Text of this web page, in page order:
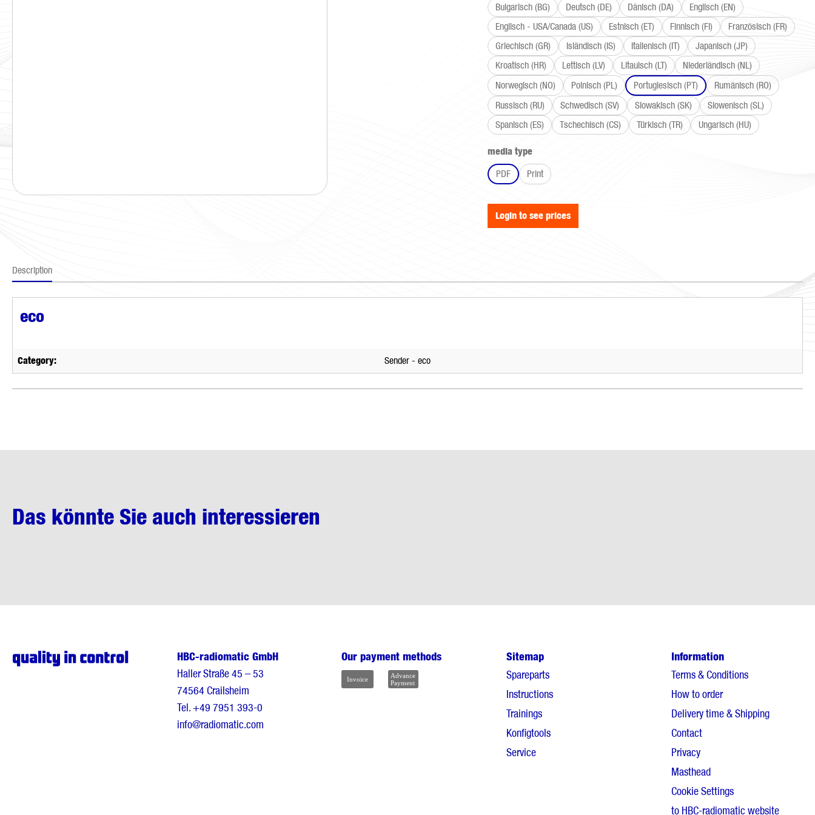
Bulgarisch (BG)
Deutsch (DE) Dänisch (DA)
Englisch (EN)
Englisch - USA/Canada (US)
Estnisch (ET) Finnisch (FI)
Französisch (FR)
Griechisch (GR)
Isländisch (IS) Italienisch (IT)
Japanisch (JP)
Kroatisch (HR)
Lettisch (LV) Litauisch (LT)
Niederländisch (NL)
Norwegisch (NO)
Polnisch (PL) Portugiesisch (PT)
Rumänisch (RO)
Russisch (RU)
Schwedisch (SV) Slowakisch (SK)
Slowenisch (SL)
Spanisch (ES)
Tschechisch (CS) Türkisch (TR) Ungarisch (HU)
Select
media type
PDF
Print
Login to see prices
Description
eco
Category: Sender - eco
Das könnte Sie auch interessieren
HBC-radiomatic GmbH
Haller Straße 45 – 53
74564 Crailsheim
Tel.+49 7951 393-0
info@radiomatic.com
Our payment methods
Sitemap
Spareparts
Instructions
Trainings
Konfigtools
Service
Information
Terms & Conditions
How to order
Delivery time & Shipping
Contact
Privacy
Masthead
Cookie Settings
to HBC-radiomatic website